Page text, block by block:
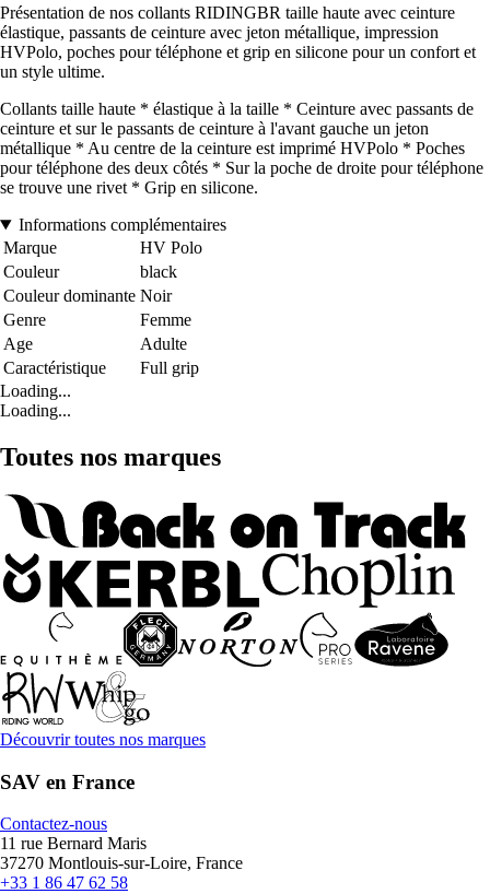
Présentation de nos collants RIDINGBR taille haute avec ceinture
élastique, passants de ceinture avec jeton métallique, impression
HVPolo, poches pour téléphone et grip en silicone pour un confort et
un style ultime.
Collants taille haute * élastique à la taille * Ceinture avec passants de
ceinture et sur le passants de ceinture à l'avant gauche un jeton
métallique * Au centre de la ceinture est imprimé HVPolo * Poches
pour téléphone des deux côtés * Sur la poche de droite pour téléphone
se trouve une rivet * Grip en silicone.
Informations complémentaires
Marque
HV Polo
Couleur
black
Couleur dominante Noir
Genre
Femme
Age
Adulte
Caractéristique
Full grip
Loading...
Loading...
Toutes nos marques
Découvrir toutes nos marques
SAV en France
Contactez-nous
11 rue Bernard Maris
37270 Montlouis-sur-Loire, France
+33 1 86 47 62 58